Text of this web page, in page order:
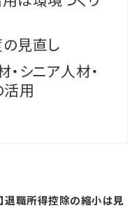
見直し
シニア人材・
用
退職所得控除の縮小は見